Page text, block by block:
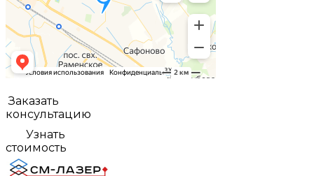
Заказать
консультацию
Узнать
стоимость